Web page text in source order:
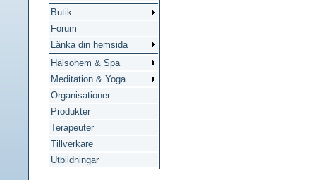
Butik
Forum
Länka din hemsida
Hälsohem & Spa
Meditation & Yoga
Organisationer
Produkter
Terapeuter
Tillverkare
Utbildningar